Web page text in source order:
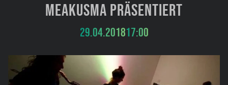
meakusma präsentiert
29.04.201817:00